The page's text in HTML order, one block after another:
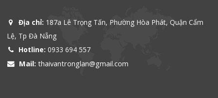
Địa chỉ: 187a Lê Trọng Tấn, Phường Hòa Phát, Quận Cẩm
Lệ, Tp Đà Nẵng
Hotline: 0933 694 557
Mail: thaivantronglan@gmail.com